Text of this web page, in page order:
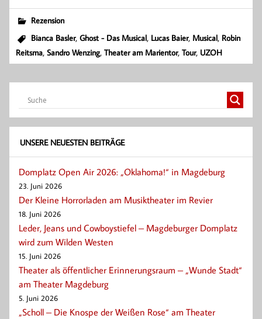
c
e
o
o
k
a
t
A
p
p
i
t
e
r
a
i
n
Rezension
Bianca Basler,Ghost - Das Musical, Lucas Baier, Musical, Robin
Reitsma,Sandro Wenzing,Theater am Marientor,Tour, UZOH
UNSERE NEUESTEN BEITRÄGE
Domplatz Open Air 2026: „Oklahoma!“ in Magdeburg
23. Juni 2026
Der Kleine Horrorladen am Musiktheater im Revier
18. Juni 2026
Leder, Jeans und Cowboystiefel – Magdeburger Domplatz
wird zum Wilden Westen
15. Juni 2026
Theater als öffentlicher Erinnerungsraum – „Wunde Stadt“
am Theater Magdeburg
5. Juni 2026
„Scholl – Die Knospe der Weißen Rose“ am Theater